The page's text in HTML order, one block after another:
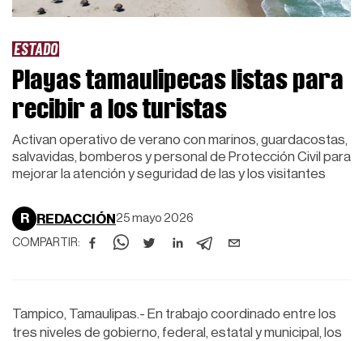
ESTADO
Playas tamaulipecas listas para
recibir a los turistas
Activan operativo de verano con marinos, guardacostas,
salvavidas, bomberos y personal de Protección Civil para
mejorar la atención y seguridad de las y los visitantes
R REDACCIÓN 25 mayo 2026
COMPARTIR:
Tampico, Tamaulipas.- En trabajo coordinado entre los
tres niveles de gobierno, federal, estatal y municipal, los